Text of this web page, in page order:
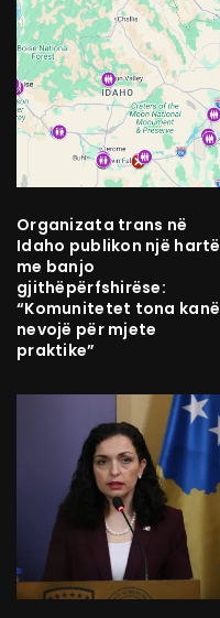
Organizata trans në
Idaho publikon një hartë
me banjo
gjithëpërfshirëse:
“Komunitetet tona kanë
nevojë për mjete
praktike”